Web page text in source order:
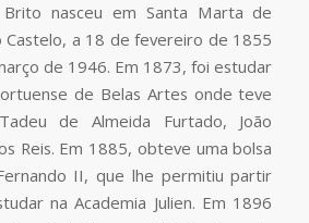
nasceu em Santa Marta de
Castelo, a 18 de fevereiro de 1855
de 1946. Em 1873, foi estudar
de Belas Artes onde teve
de Almeida Furtado, João
Reis. Em 1885, obteve uma bolsa
II, que lhe permitiu partir
na Academia Julien. Em 1896